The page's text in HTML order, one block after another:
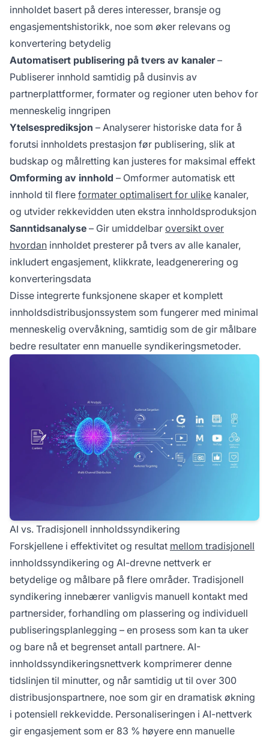
innholdet basert på deres interesser, bransje og
engasjementshistorikk, noe som øker relevans og
konvertering betydelig
Automatisert publisering på tvers av kanaler–
Publiserer innhold samtidig på dusinvis av
partnerplattformer, formater og regioner uten behov for
menneskelig inngripen
Ytelsesprediksjon – Analyserer historiske data for å
forutsi innholdets prestasjon før publisering, slik at
budskap og målretting kan justeres for maksimal effekt
Omforming av innhold – Omformer automatisk ett
innhold til flere formater optimalisert for ulike kanaler,
og utvider rekkevidden uten ekstra innholdsproduksjon
Sanntidsanalyse – Gir umiddelbar oversikt over
hvordan innholdet presterer på tvers av alle kanaler,
inkludert engasjement, klikkrate, leadgenerering og
konverteringsdata
Disse integrerte funksjonene skaper et komplett
innholdsdistribusjonssystem som fungerer med minimal
menneskelig overvåkning, samtidig som de gir målbare
bedre resultater enn manuelle syndikeringsmetoder.
AI vs. Tradisjonell innholdssyndikering
Forskjellene i effektivitet og resultat mellom tradisjonell
innholdssyndikering og AI-drevne nettverk er
betydelige og målbare på flere områder. Tradisjonell
syndikering innebærer vanligvis manuell kontakt med
partnersider, forhandling om plassering og individuell
publiseringsplanlegging – en prosess som kan ta uker
og bare nå et begrenset antall partnere. AI-
innholdssyndikeringsnettverk komprimerer denne
tidslinjen til minutter, og når samtidig ut til over 300
distribusjonspartnere, noe som gir en dramatisk økning
i potensiell rekkevidde. Personaliseringen i AI-nettverk
gir engasjement som er 83 % høyere enn manuelle